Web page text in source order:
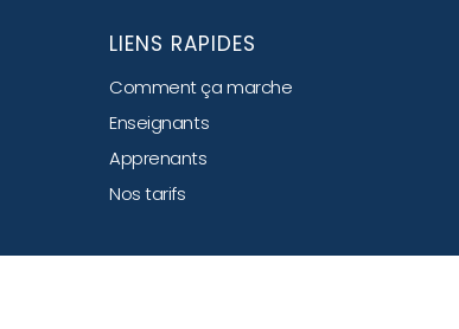
LIENS RAPIDES
Comment ça marche
Enseignants
Apprenants
Nos tarifs